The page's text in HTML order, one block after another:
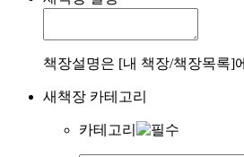
책장설명은 [내 책장/책장목록]
새책장 카테고리
카테고리